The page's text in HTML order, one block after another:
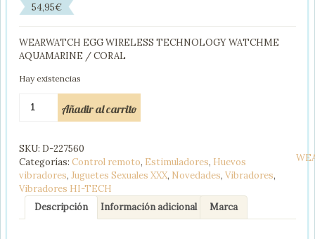
54,95€
WEARWATCH EGG WIRELESS TECHNOLOGY WATCHME
AQUAMARINE / CORAL
Hay existencias
HUEVO
TECHNOLOGY
WATCHME
AGUA
MARINA
ROSORAL
Añadir al carrito
SKU: D-227560
Categorías: Control remoto, Estimuladores, Huevos
vibradores, Juguetes Sexuales XXX, Novedades, Vibradores,
Vibradores HI-TECH
Descripción Información adicional Marca